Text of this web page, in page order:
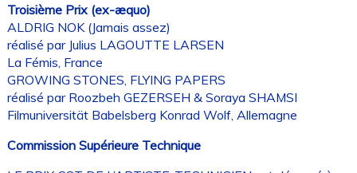
Troisième Prix (ex-æquo)
ALDRIG NOK (Jamais assez)
réalisé par Julius LAGOUTTE LARSEN
La Fémis, France
GROWING STONES, FLYING PAPERS
réalisé par Roozbeh GEZERSEH & Soraya SHAMSI
Filmuniversität Babelsberg Konrad Wolf, Allemagne
Commission Supérieure Technique